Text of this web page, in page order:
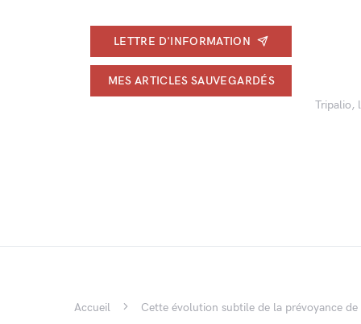
LETTRE D'INFORMATION
MES ARTICLES SAUVEGARDÉS
Tripalio,
Accueil Cette évolution subtile de la prévoyance